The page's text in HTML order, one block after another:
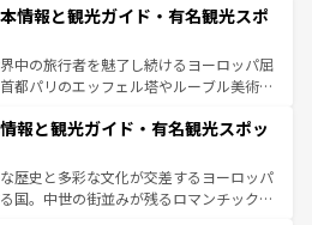
リア情報はコンテンツ一覧を参照してほ
国では、情熱的なフラメンコ、熱気あふ
美味しいタパスが生活の一部となってい
ドの洗練された雰囲気や、バルセロナの
角から、地方では古代ローマ遺跡や中世
て風土や気候が異なるスペインはその個
参照してほしい。
情報と観光ガイド・有名観光スポ
中の旅行者を魅了し続けるヨーロッパ屈
都パリのエッフェル塔やルーブル美術館
詰まっている。華麗な宮殿、歴史的な大
チ、そして豊かな自然が、訪れる者を心
た、フランスは美食の国としても知ら
はユネスコ無形文化遺産にも登録されて
報と観光ガイド・有名観光スポッ
歴史と多彩な文化が交差するヨーロッパ
国。中世の街並みが残るロマンチック街